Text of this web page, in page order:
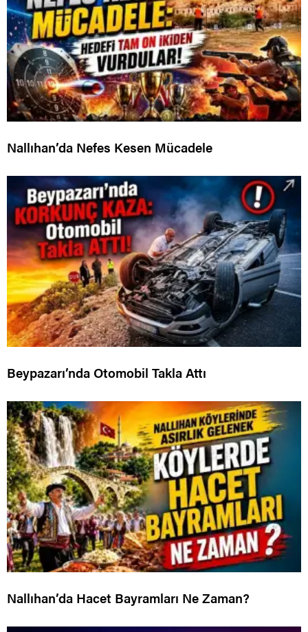
Nallıhan’da Nefes Kesen Mücadele
Beypazarı’nda Otomobil Takla Attı
Nallıhan’da Hacet Bayramları Ne Zaman?